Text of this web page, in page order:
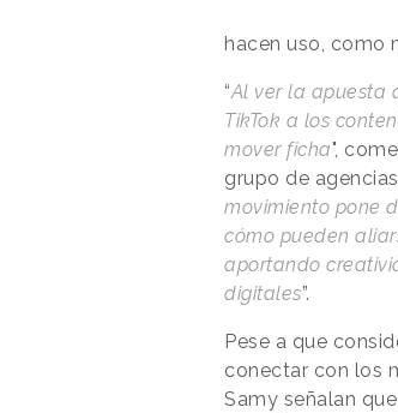
hacen uso, como
“Al ver la apuesta
TikTok a los
mover ficha",
grupo de
movimiento pone
cómo pueden
aportando
digitales”.
Pese a que
conectar con los
Samy señalan